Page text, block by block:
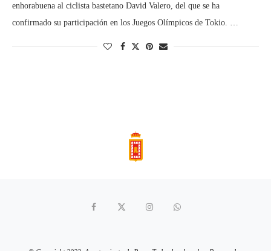
enhorabuena al ciclista bastetano David Valero, del que se ha
confirmado su participación en los Juegos Olímpicos de Tokio. …